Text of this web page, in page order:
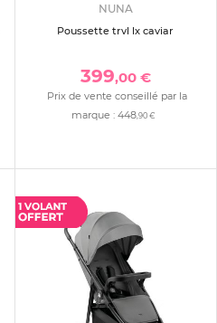
NUNA
Poussette trvl lx caviar
399,00 €
Prix de vente conseillé par la
marque :448,90 €